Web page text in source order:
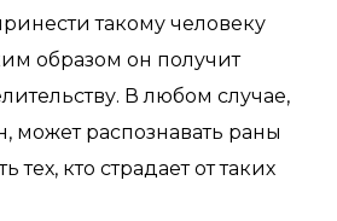
такому человеку
образом он получит
В любом случае,
может распознавать раны
тех, кто страдает от таких